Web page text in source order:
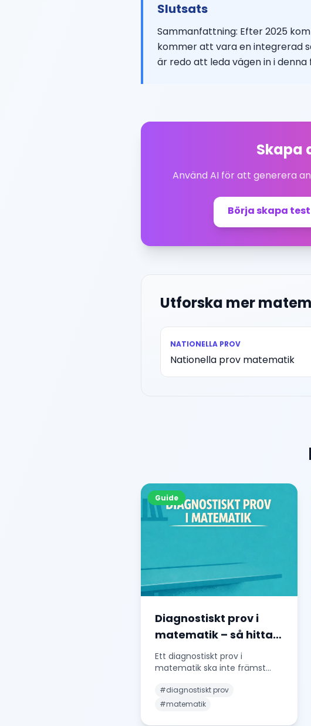
Slutsats
Sammanfattning: Efter 2025
kommer att vara en integrerad
är redo att leda vägen in i denna
Skapa
Använd AI för att generera
Börja skapa test
Utforska mer
NATIONELLA PROV
Nationella prov matematik
Guide
Diagnostiskt prov i
matematik – så hittar
du rätt nivå direkt
Ett diagnostiskt prov i
matematik ska inte främst
att förstå var el...
#diagnostiskt prov
#matematik